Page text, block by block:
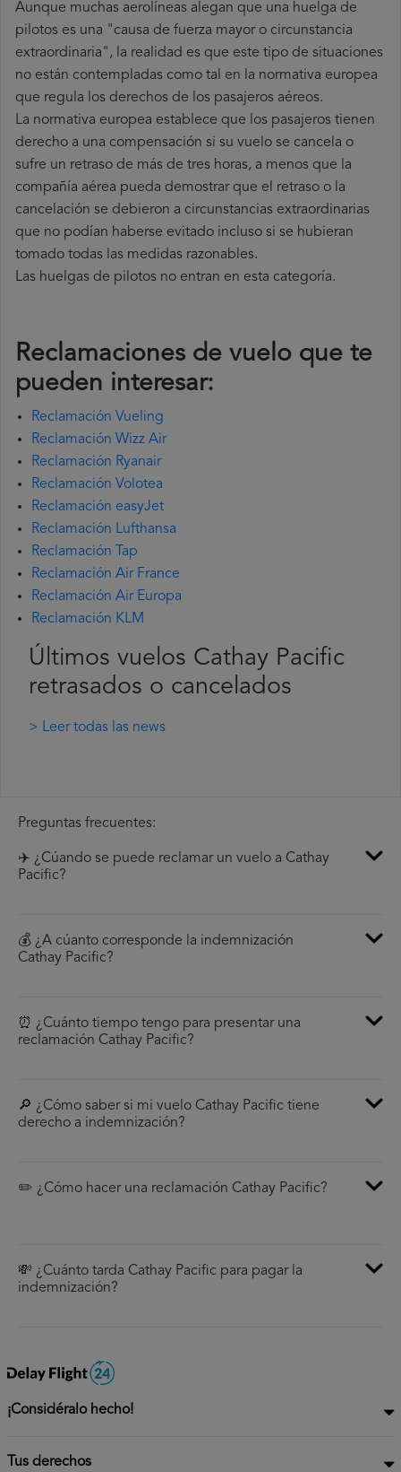
Aunque muchas aerolíneas alegan que una huelga de
pilotos es una "causa de fuerza mayor o circunstancia
extraordinaria", la realidad es que este tipo de situaciones
no están contempladas como tal en la normativa europea
que regula los derechos de los pasajeros aéreos.
La normativa europea establece que los pasajeros tienen
derecho a una compensación si su vuelo se cancela o
sufre un retraso de más de tres horas, a menos que la
compañía aérea pueda demostrar que el retraso o la
cancelación se debieron a circunstancias extraordinarias
que no podían haberse evitado incluso si se hubieran
tomado todas las medidas razonables.
Las huelgas de pilotos no entran en esta categoría.
Reclamaciones de vuelo que te
pueden interesar:
Reclamación Vueling
Reclamación Wizz Air
Reclamación Ryanair
Reclamación Volotea
Reclamación easyJet
Reclamación Lufthansa
Reclamación Tap
Reclamación Air France
Reclamación Air Europa
Reclamación KLM
Últimos vuelos Cathay Pacific
retrasados o cancelados
> Leer todas las news
Preguntas frecuentes:
✈️ ¿Cúando se puede reclamar un vuelo a Cathay
Pacific?
💰 ¿A cúanto corresponde la indemnización
Cathay Pacific?
⏰ ¿Cuánto tiempo tengo para presentar una
reclamación Cathay Pacific?
🔎 ¿Cómo saber si mi vuelo Cathay Pacific tiene
derecho a indemnización?
✏️ ¿Cómo hacer una reclamación Cathay Pacific?
💸 ¿Cuánto tarda Cathay Pacific para pagar la
indemnización?
¡Considéralo hecho!
Tus derechos